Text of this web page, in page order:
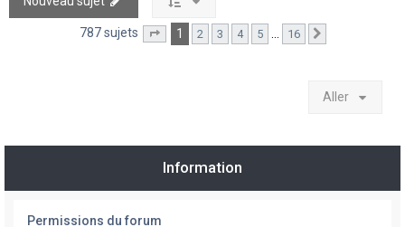
787 sujets Page sur16
1 2 3 4 5 … 16
Aller
Information
Permissions du forum